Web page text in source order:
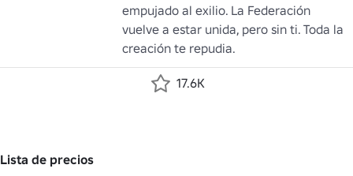
empujado al exilio. La Federación
vuelve a estar unida, pero sin ti. Toda la
creación te repudia.
17.6K
Lista de precios